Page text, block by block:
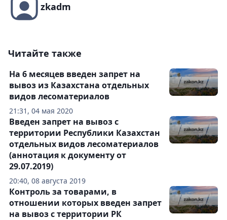
zkadm
Читайте также
21:31, 04 мая 2020
На 6 месяцев введен запрет на
вывоз из Казахстана отдельных
видов лесоматериалов
20:40, 08 августа 2019
Введен запрет на вывоз с
территории Республики Казахстан
отдельных видов лесоматериалов
(аннотация к документу от
29.07.2019)
Контроль за товарами, в
отношении которых введен запрет
на вывоз с территории РК